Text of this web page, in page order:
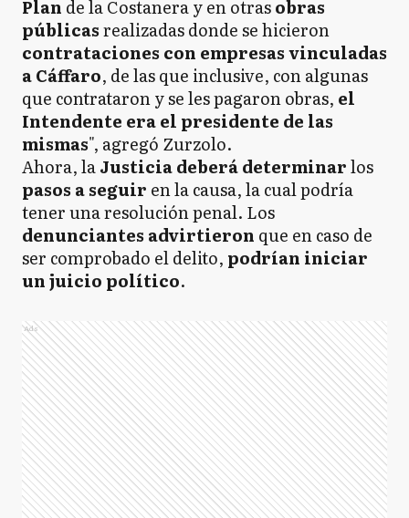
Plan de la Costanera y en otrasobras
públicasrealizadas donde se hicieron
contrataciones con empresas vinculadas
a Cáffaro, de las que inclusive, con algunas
que contrataron y se les pagaron obras, el
Intendente era el presidente de las
mismas", agregó Zurzolo.
Ahora, laJusticia deberá determinarlos
pasos a seguir en la causa, la cual podría
tener una resolución penal. Los
denunciantes advirtieron que en caso de
ser comprobado el delito, podrían iniciar
un juicio político.
Ads